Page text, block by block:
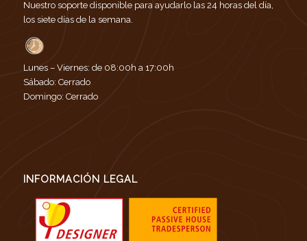
Nuestro soporte disponible para ayudarlo las 24 horas del día,
los siete días de la semana.
Lunes – Viernes: de 08:00h a 17:00h
Sábado: Cerrado
Domingo: Cerrado
INFORMACIÓN LEGAL